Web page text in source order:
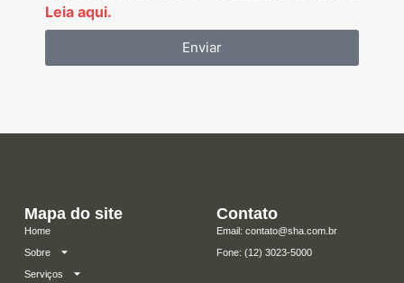
Leia aqui.
Enviar
Mapa do site
Home
Sobre
Serviços
Contato
Email: contato@sha.com.br
​Fone: (12) 3023-5000